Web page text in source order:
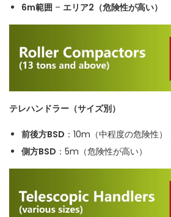
6m範囲 – エリア2（危険性が高い）
テレハンドラー（サイズ別）
前後方BSD ：10m（中程度の危険性
側方BSD ：5m（危険性が高い）